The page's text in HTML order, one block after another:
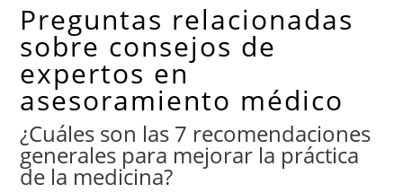
Preguntas relacionadas
sobre consejos de
expertos en
asesoramiento médico
¿Cuáles son las 7 recomendaciones
generales para mejorar la práctica
de la medicina?